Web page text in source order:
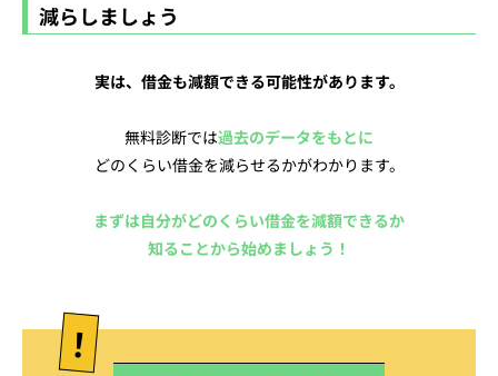
減らしましょう
実は、借金も減額できる可能性があります。
無料診断では過去のデータをもとに
どのくらい借金を減らせるかがわかります。
まずは自分がどのくらい借金を減額できるか
知ることから始めましょう！